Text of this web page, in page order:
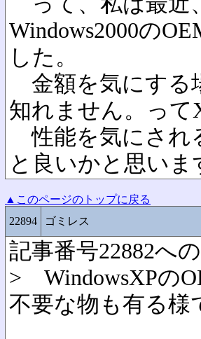
Windows2000の
した。
金額を気にする
知れません。って
性能を気にされ
と良いかと思いま
▲このページのトップに戻る
22894
ゴミレス
記事番号22882へ
> WindowsXPの
不要な物も有る様